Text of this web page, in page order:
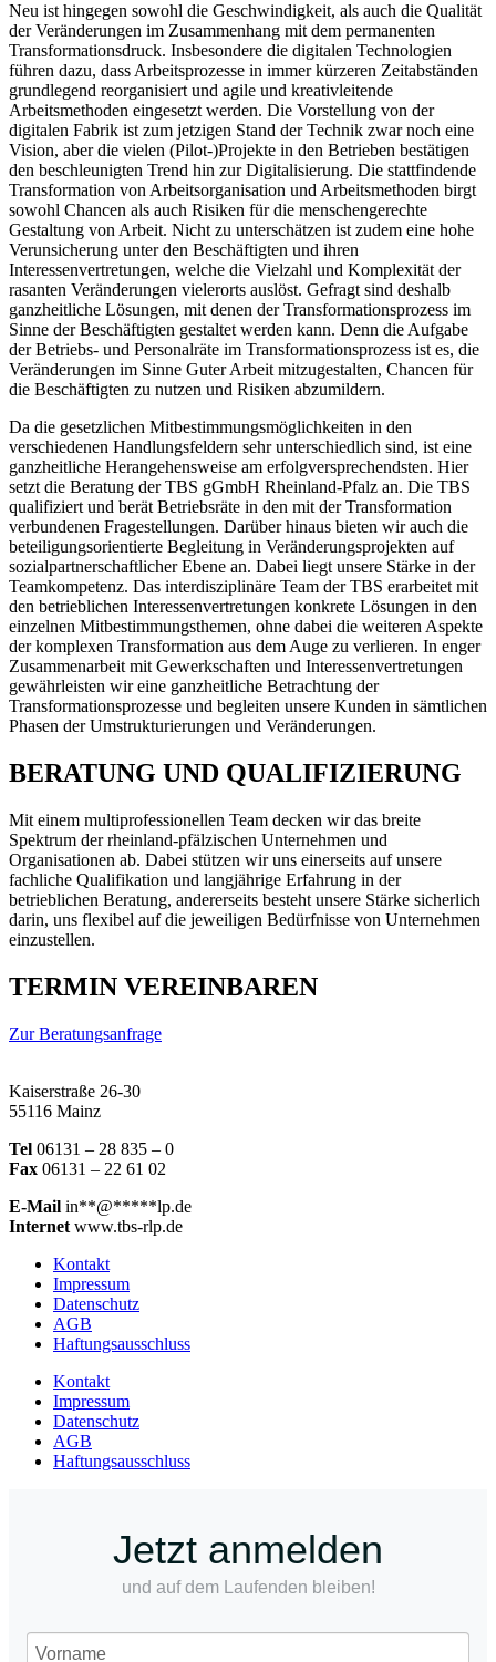
Neu ist hingegen sowohl die Geschwindigkeit, als auch die Qualität
der Veränderungen im Zusammenhang mit dem permanenten
Transformationsdruck. Insbesondere die digitalen Technologien
führen dazu, dass Arbeitsprozesse in immer kürzeren Zeitabständen
grundlegend reorganisiert und agile und kreativleitende
Arbeitsmethoden eingesetzt werden. Die Vorstellung von der
digitalen Fabrik ist zum jetzigen Stand der Technik zwar noch eine
Vision, aber die vielen (Pilot-)Projekte in den Betrieben bestätigen
den beschleunigten Trend hin zur Digitalisierung. Die stattfindende
Transformation von Arbeitsorganisation und Arbeitsmethoden birgt
sowohl Chancen als auch Risiken für die menschengerechte
Gestaltung von Arbeit. Nicht zu unterschätzen ist zudem eine hohe
Verunsicherung unter den Beschäftigten und ihren
Interessenvertretungen, welche die Vielzahl und Komplexität der
rasanten Veränderungen vielerorts auslöst. Gefragt sind deshalb
ganzheitliche Lösungen, mit denen der Transformationsprozess im
Sinne der Beschäftigten gestaltet werden kann. Denn die Aufgabe
der Betriebs- und Personalräte im Transformationsprozess ist es, die
Veränderungen im Sinne Guter Arbeit mitzugestalten, Chancen für
die Beschäftigten zu nutzen und Risiken abzumildern.
Da die gesetzlichen Mitbestimmungsmöglichkeiten in den
verschiedenen Handlungsfeldern sehr unterschiedlich sind, ist eine
ganzheitliche Herangehensweise am erfolgversprechendsten. Hier
setzt die Beratung der TBS gGmbH Rheinland-Pfalz an. Die TBS
qualifiziert und berät Betriebsräte in den mit der Transformation
verbundenen Fragestellungen. Darüber hinaus bieten wir auch die
beteiligungsorientierte Begleitung in Veränderungsprojekten auf
sozialpartnerschaftlicher Ebene an. Dabei liegt unsere Stärke in der
Teamkompetenz. Das interdisziplinäre Team der TBS erarbeitet mit
den betrieblichen Interessenvertretungen konkrete Lösungen in den
einzelnen Mitbestimmungsthemen, ohne dabei die weiteren Aspekte
der komplexen Transformation aus dem Auge zu verlieren. In enger
Zusammenarbeit mit Gewerkschaften und Interessenvertretungen
gewährleisten wir eine ganzheitliche Betrachtung der
Transformationsprozesse und begleiten unsere Kunden in sämtlichen
Phasen der Umstrukturierungen und Veränderungen.
BERATUNG UND QUALIFIZIERUNG
Mit einem multiprofessionellen Team decken wir das breite
Spektrum der rheinland-pfälzischen Unternehmen und
Organisationen ab. Dabei stützen wir uns einerseits auf unsere
fachliche Qualifikation und langjährige Erfahrung in der
betrieblichen Beratung, andererseits besteht unsere Stärke sicherlich
darin, uns flexibel auf die jeweiligen Bedürfnisse von Unternehmen
einzustellen.
TERMIN VEREINBAREN
Zur Beratungsanfrage
Kaiserstraße 26-30
55116 Mainz
Tel 06131 – 28 835 – 0
Fax 06131 – 22 61 02
E-Mail in**@*****lp.de
Internet www.tbs-rlp.de
Kontakt
Impressum
Datenschutz
AGB
Haftungsausschluss
Kontakt
Impressum
Datenschutz
AGB
Haftungsausschluss
Jetzt anmelden
und auf dem Laufenden bleiben!